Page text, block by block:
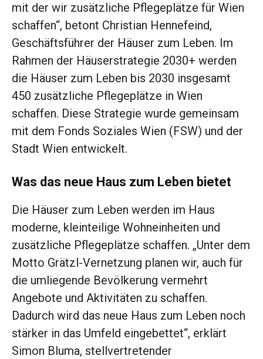
mit der wir zusätzliche Pflegeplätze für Wien
schaffen“, betont Christian Hennefeind,
Geschäftsführer der Häuser zum Leben. Im
Rahmen der Häuserstrategie 2030+ werden
die Häuser zum Leben bis 2030 insgesamt
450 zusätzliche Pflegeplätze in Wien
schaffen. Diese Strategie wurde gemeinsam
mit dem Fonds Soziales Wien (FSW) und der
Stadt Wien entwickelt.
Was das neue Haus zum Leben bietet
Die Häuser zum Leben werden im Haus
moderne, kleinteilige Wohneinheiten und
zusätzliche Pflegeplätze schaffen. „Unter dem
Motto Grätzl-Vernetzung planen wir, auch für
die umliegende Bevölkerung vermehrt
Angebote und Aktivitäten zu schaffen.
Dadurch wird das neue Haus zum Leben noch
stärker in das Umfeld eingebettet“, erklärt
Simon Bluma, stellvertretender